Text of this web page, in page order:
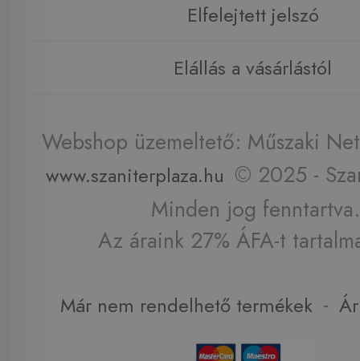
Elfelejtett jelszó
Elállás a vásárlástól
Webshop üzemeltető: Műszaki
www.szaniterplaza.hu © 2025 -
Minden jog fenntartva.
Az áraink 27% ÁFA-t
Már nem rendelhető termékek -